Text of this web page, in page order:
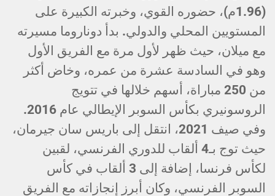
(1.96م)، حضوره القوي، وخبرته الكبيرة على
المستويين المحلي والدولي. بدأ دوناروما مسيرته
مع ميلان، حيث ظهر لأول مرة مع الفريق الأول
وهو في السادسة عشرة من عمره، وخاض أكثر
من 250 مباراة، أسهم خلالها في تتويج
الروسونيري بكأس السوبر الإيطالي عام 2016.
وفي صيف 2021، انتقل إلى باريس سان جيرمان،
حيث توج بـ4 ألقاب للدوري الفرنسي، لقبين
لكأس فرنسا، إضافة إلى 3 ألقاب في كأس
السوبر الفرنسي، وكان أبرز إنجازاته مع الفريق